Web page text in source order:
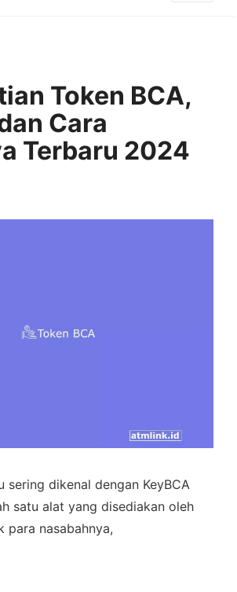
Token BCA,
Cara
Terbaru 2024
sering dikenal dengan KeyBCA
satu alat yang disediakan oleh
para nasabahnya,